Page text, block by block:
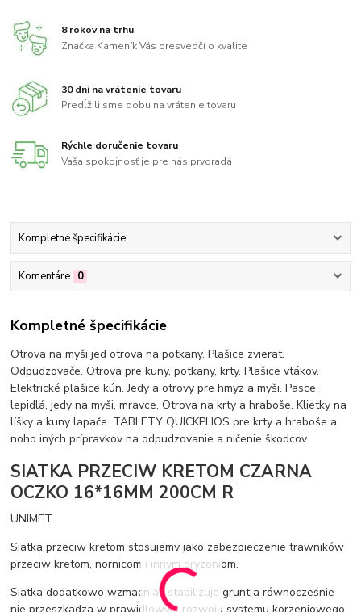
8 rokov na trhu
Značka Kameník Vás presvedčí o kvalite
30 dní na vrátenie tovaru
Predĺžili sme dobu na vrátenie tovaru
Rýchle doručenie tovaru
Vaša spokojnosť je pre nás prvoradá
Kompletné špecifikácie
Komentáre 0
Kompletné špecifikácie
Otrova na myši jed otrova na potkany. Plašice zvierat.
Odpudzovače. Otrova pre kuny, potkany, krty. Plašice vtákov.
Elektrické plašice kún. Jedy a otrovy pre hmyz a myši. Pasce,
lepidlá, jedy na myši, mravce. Otrova na krty a hraboše. Klietky na
líšky a kuny lapače. TABLETY QUICKPHOS pre krty a hraboše a
noho iných prípravkov na odpudzovanie a ničenie škodcov.
SIATKA PRZECIW KRETOM CZARNA
OCZKO 16*16MM 200CM R
UNIMET
Siatka przeciw kretom stosujemy jako zabezpieczenie trawników
przeciw kretom, nornicom i innym gryzoniom.
Siatka dodatkowo wzmacnia i stabilizuje grunt a równocześnie